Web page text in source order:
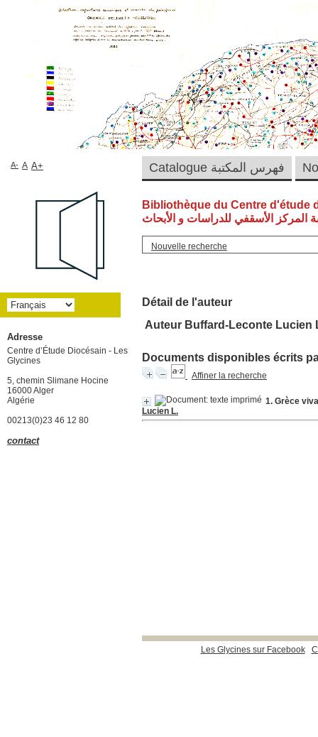
Bibliothèque du Centre d'étude
المركز الأسقفي للدراسات و الأبحاث
Nouvelle recherche
Détail de l'auteur
Auteur Buffard-Leconte Lucien
Documents disponibles écrits
Affiner la recherche
1. Grèce
Lucien L.
Les Glycines sur Facebook
Catalogue فهرس المكتبة A- A A+
Adresse
Centre d’Étude Diocésain - Les
Glycines
5, chemin Slimane Hocine
16000 Alger
Algérie
00213(0)23 46 12 80
contact